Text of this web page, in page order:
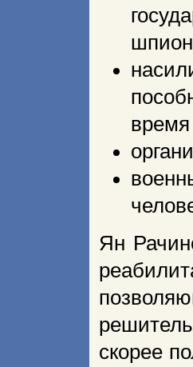
Ян
скорее